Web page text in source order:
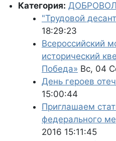
Категория:
"Трудовой
18:29:23
Всероссийский
исторический
Победа» Вс, 04
День героев
15:00:44
Приглашаем
федерального
2016 15:11:45